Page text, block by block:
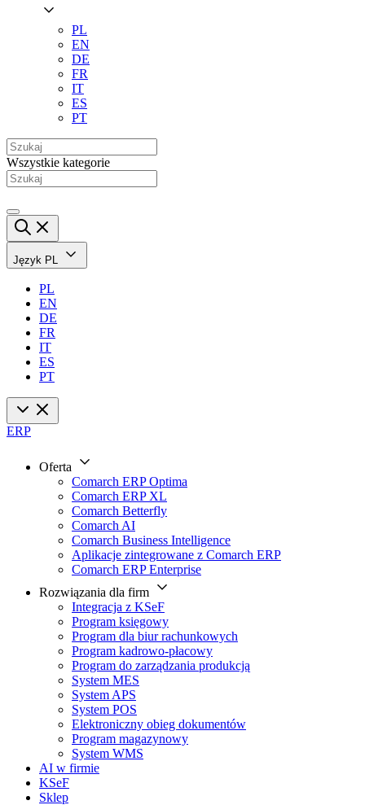
PL
EN
DE
FR
IT
ES
PT
Wszystkie kategorie
Język PL
PL
EN
DE
FR
IT
ES
PT
ERP
Oferta
Comarch ERP Optima
Comarch ERP XL
Comarch Betterfly
Comarch AI
Comarch Business Intelligence
Aplikacje zintegrowane z Comarch ERP
Comarch ERP Enterprise
Rozwiązania dla firm
Integracja z KSeF
Program księgowy
Program dla biur rachunkowych
Program kadrowo-płacowy
Program do zarządzania produkcją
System MES
System APS
System POS
Elektroniczny obieg dokumentów
Program magazynowy
System WMS
AI w firmie
KSeF
Sklep